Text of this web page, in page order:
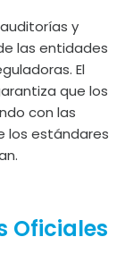
y
las entidades
El
que los
con las
los estándares
Oficiales